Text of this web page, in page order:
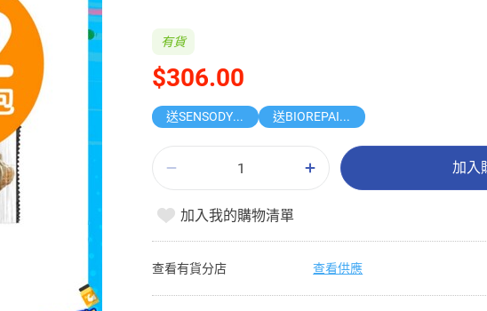
$306.00
有貨
送SENSODYNE修護琺瑯質牙膏 送BIOREPAIR旅行裝牙膏
加入
加入我的購物清單
查看有貨分店 查看供應